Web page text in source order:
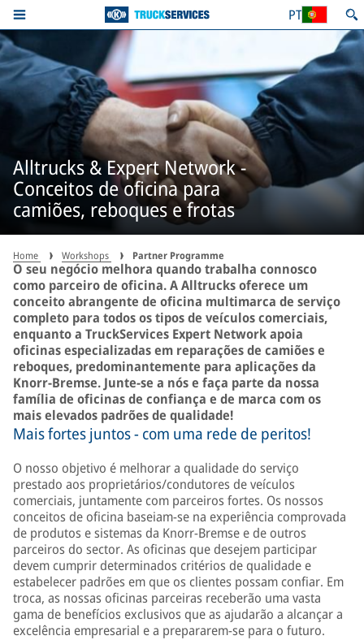
PT
Alltrucks & Expert Network -
Conceitos de oficina para
camiões, reboques e frotas
Home Workshops Partner Programme
O seu negócio melhora quando trabalha connosco
como parceiro de oficina. A Alltrucks oferece um
conceito abrangente de oficina multimarca de serviço
completo para todos os tipos de veículos comerciais,
enquanto a TruckServices Expert Network apoia
oficinas especializadas em reparações de camiões e
reboques, predominantemente para aplicações da
Knorr-Bremse. Junte-se a nós e faça parte da nossa
família de oficinas de confiança e de marca com os
mais elevados padrões de qualidade!
Mais fortes juntos - com uma rede de peritos!
O nosso objetivo é melhorar a qualidade do serviço
prestado aos proprietários/condutores de veículos
comerciais, juntamente com parceiros fortes. Os nossos
conceitos de oficina baseiam-se na experiência comprovada
de produtos e sistemas da Knorr-Bremse e de outros
parceiros do sector. As oficinas que desejem participar
devem cumprir determinados critérios de qualidade e
estabelecer padrões em que os clientes possam confiar. Em
troca, as nossas oficinas parceiras receberão uma vasta
gama de benefícios exclusivos que as ajudarão a alcançar a
excelência empresarial e a prepararem-se para o futuro.